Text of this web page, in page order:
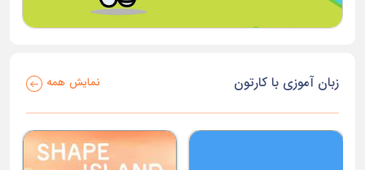
زبان آموزی با کارتون نمایش همه